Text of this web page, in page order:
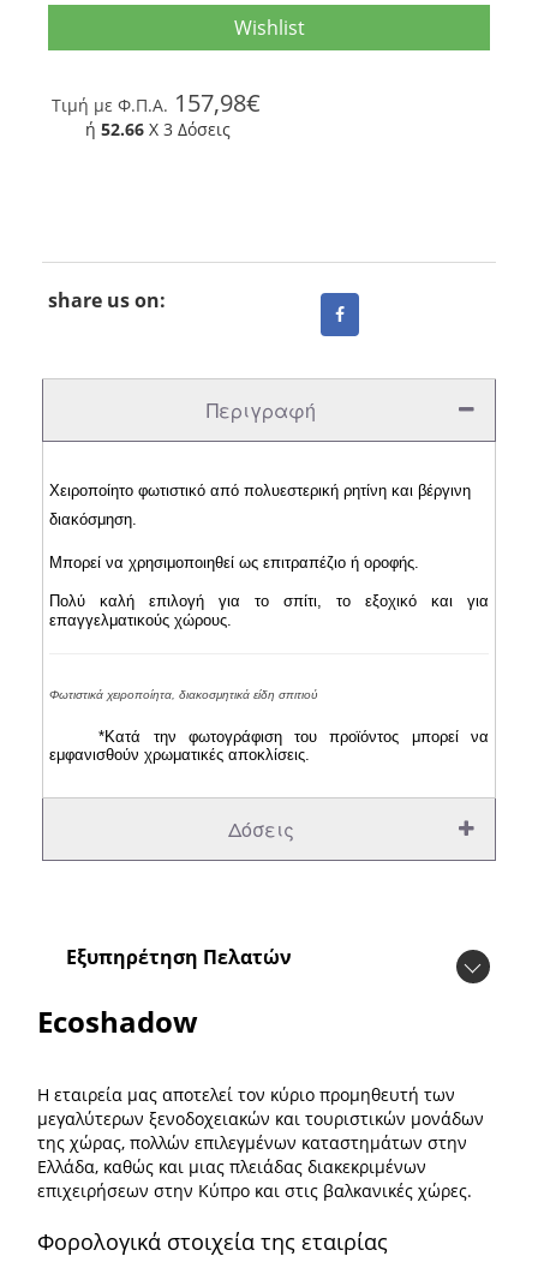
Wishlist
Tιμή με Φ.Π.Α. 157,98€
ή 52.66 X 3 Δόσεις
share us on:
Περιγραφή
Χειροποίητο φωτιστικό από πολυεστερική ρητίνη και βέργινη
διακόσμηση.
Μπορεί να χρησιμοποιηθεί ως επιτραπέζιο ή οροφής.
Πολύ καλή επιλογή για το σπίτι, το εξοχικό και για
επαγγελματικούς χώρους.
Φωτιστικά χειροποίητα, διακοσμητικά είδη σπιτιού
*Κατά την φωτογράφιση του προϊόντος μπορεί να
εμφανισθούν χρωματικές αποκλίσεις.
Δόσεις
Εξυπηρέτηση Πελατών
Ecoshadow
Η εταιρεία μας αποτελεί τον κύριο προμηθευτή των
μεγαλύτερων ξενοδοχειακών και τουριστικών μονάδων
της χώρας, πολλών επιλεγμένων καταστημάτων στην
Ελλάδα, καθώς και μιας πλειάδας διακεκριμένων
επιχειρήσεων στην Κύπρο και στις βαλκανικές χώρες.
Φορολογικά στοιχεία της εταιρίας